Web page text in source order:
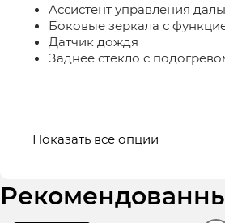
Ассистент управления
Боковые зеркала с
Датчик дождя
Заднее стекло с
Показать все опции